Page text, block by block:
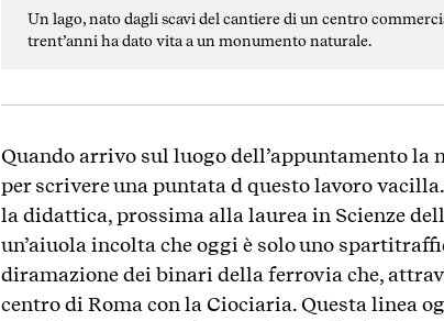
Un lago, nato dagli scavi del cantiere di un centro
trent’anni ha dato vita a un monumento naturale.
Quando arrivo sul luogo dell’appuntamento
per scrivere una puntata d questo lavoro
la didattica, prossima alla laurea in Scienze
un’aiuola incolta che oggi è solo uno
diramazione dei binari della ferrovia che,
centro di Roma con la Ciociaria. Questa linea